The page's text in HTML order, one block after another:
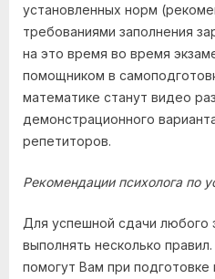
установленных норм
требованиями заполнения
на это время во время
помощником в
математике станут видео
демонстрационного
репетиторов.
Рекомендации психолога по
Для успешной сдачи любого
выполнять несколько
помогут Вам при подготовке